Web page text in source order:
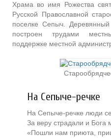
Храма во имя Рожества
Русской Православной
поселке Сепыч.
построен трудами
поддержке местной
На Сепыче-речке
На Сепыче-речке люди
За веру страдали и Бога
«Пошли нам приюта,